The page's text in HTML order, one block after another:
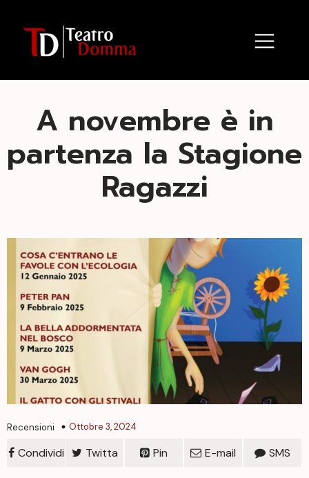
A novembre è in
partenza la Stagione
Ragazzi
Recensioni Ottobre 3, 2024
Condividi Twitta Pin E-mail SMS